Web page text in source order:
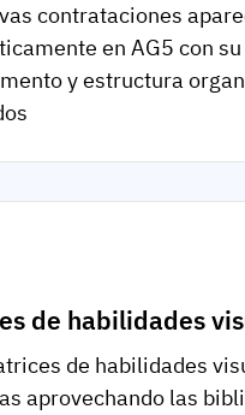
contrataciones
en AG5 con
y estructura
de habilidades
de habilidades
aprovechando las